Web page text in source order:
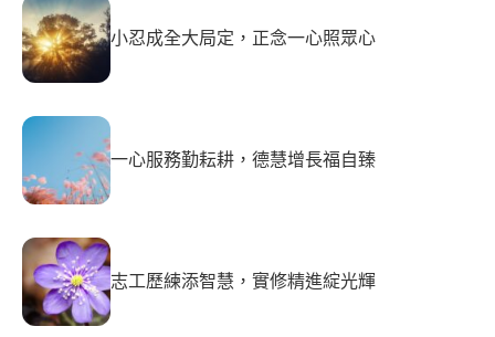
小忍成全大局定，正念一心照眾心
一心服務勤耘耕，德慧增長福自臻
志工歷練添智慧，實修精進綻光輝